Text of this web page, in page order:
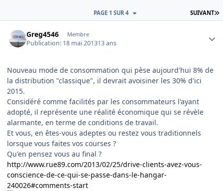
SUIVANT
PAGE 1 SUR 4
Greg4546 Membre
Publication: 18 mai 201313 ans
Nouveau mode de consommation qui pèse aujourd'hui 8% de
la distribution "classique", il devrait avoisiner les 30% d'ici
2015.
Considéré comme facilités par les consommateurs l'ayant
adopté, il représente une réalité économique qui se révèle
alarmante, en terme de conditions de travail.
Et vous, en êtes-vous adeptes ou restez vous traditionnels
lorsque vous faites vos courses ?
Qu'en pensez vous au final ?
http://www.rue89.com/2013/02/25/drive-clients-avez-vous-
conscience-de-ce-qui-se-passe-dans-le-hangar-
240026#comments-start